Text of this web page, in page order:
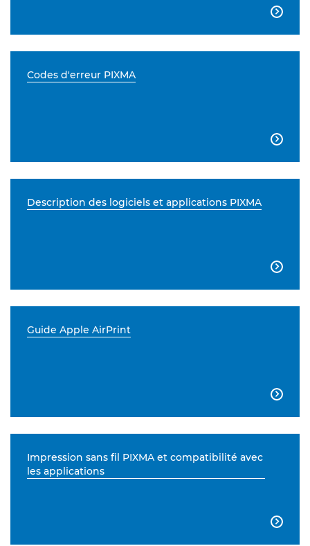

Codes d'erreur PIXMA

Description des logiciels et applications PIXMA

Guide Apple AirPrint

Impression sans fil PIXMA et compatibilité avec
les applications
